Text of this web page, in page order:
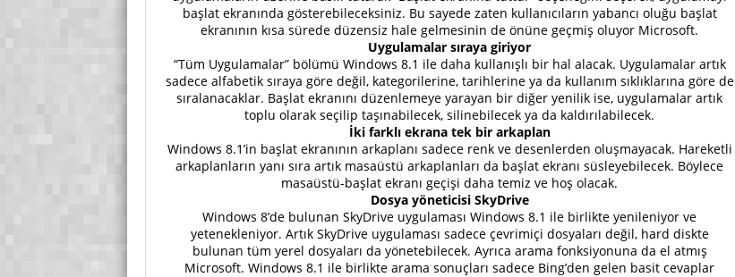
başlat ekranında gösterebileceksiniz. Bu sayede zaten kullanıcıların yabancı oluğu başlat
ekranının kısa sürede düzensiz hale gelmesinin de önüne geçmiş oluyor Microsoft.
Uygulamalar sıraya giriyor
“Tüm Uygulamalar” bölümü Windows 8.1 ile daha kullanışlı bir hal alacak. Uygulamalar artık
sadece alfabetik sıraya göre değil, kategorilerine, tarihlerine ya da kullanım sıklıklarına göre de
sıralanacaklar. Başlat ekranını düzenlemeye yarayan bir diğer yenilik ise, uygulamalar artık
toplu olarak seçilip taşınabilecek, silinebilecek ya da kaldırılabilecek.
İki farklı ekrana tek bir arkaplan
Windows 8.1’in başlat ekranının arkaplanı sadece renk ve desenlerden oluşmayacak. Hareketli
arkaplanların yanı sıra artık masaüstü arkaplanları da başlat ekranı süsleyebilecek. Böylece
masaüstü-başlat ekranı geçişi daha temiz ve hoş olacak.
Dosya yöneticisi SkyDrive
Windows 8’de bulunan SkyDrive uygulaması Windows 8.1 ile birlikte yenileniyor ve
yetenekleniyor. Artık SkyDrive uygulaması sadece çevrimiçi dosyaları değil, hard diskte
bulunan tüm yerel dosyaları da yönetebilecek. Ayrıca arama fonksiyonuna da el atmış
Microsoft. Windows 8.1 ile birlikte arama sonuçları sadece Bing’den gelen basit cevaplar